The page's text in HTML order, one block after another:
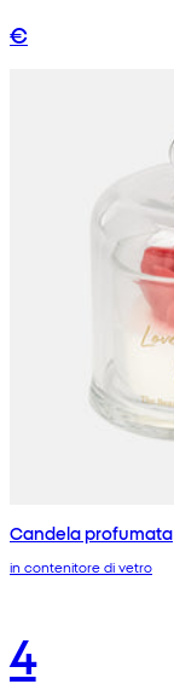
€
Candela profumata
in contenitore di vetro
4